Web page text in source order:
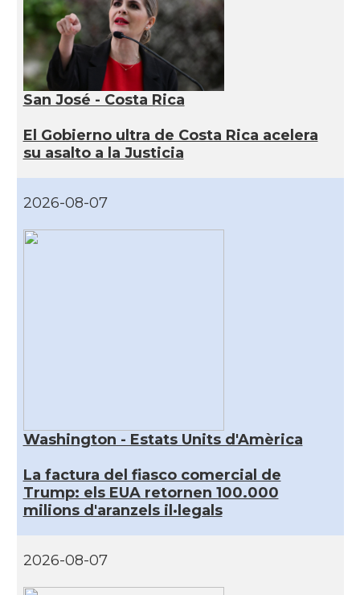
San José - Costa Rica
El Gobierno ultra de Costa Rica acelera
su asalto a la Justicia
2026-08-07
Washington - Estats Units d'Amèrica
La factura del fiasco comercial de
Trump: els EUA retornen 100.000
milions d'aranzels il·legals
2026-08-07